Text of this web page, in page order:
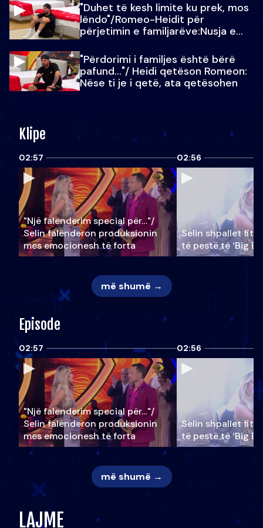
"Duhet të kesh limite ku prek, mos
lëndo"/Romeo-Heidit për
përjetimin e familjarëve:Nusja e
"Përdorimi i familjes është bërë
pafund…"/ Heidi qetëson Romeon:
Nëse ti je i qetë, ata qetësohen
Klipe
02:57
"Një falenderim special për…"/
Selin falënderon produksionin
mes emocionesh të forta
02:56
Selin shpallet
të pestë të ‘Big
më shumë →
Episode
02:57
"Një falenderim special për…"/
Selin falënderon produksionin
mes emocionesh të forta
02:56
Selin shpallet
të pestë të ‘Big
më shumë →
LAJME